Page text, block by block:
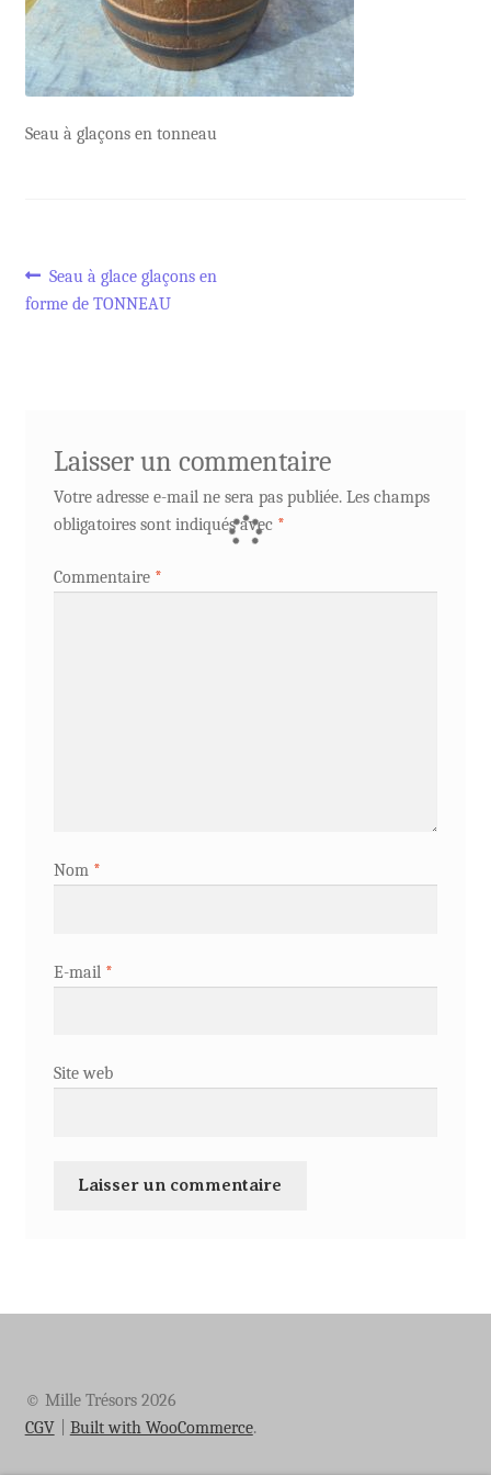
Seau à glaçons en tonneau
Navigation
Article
précédent :
Seau à glace glaçons en
forme de TONNEAU
Laisser un commentaire
Votre adresse e-mail ne sera pas publiée. Les champs
obligatoires sont indiqués avec *
Commentaire *
Nom *
E-mail *
Site web
© Mille Trésors 2026
CGV
Built with WooCommerce.